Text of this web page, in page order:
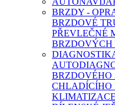
BRZDY -
BRZDOVÉ
PŘEVLEČNÉ
BRZDOVÝCH
BRZDOVÉHO
CHLADÍCÍHO
KLIMATIZACE